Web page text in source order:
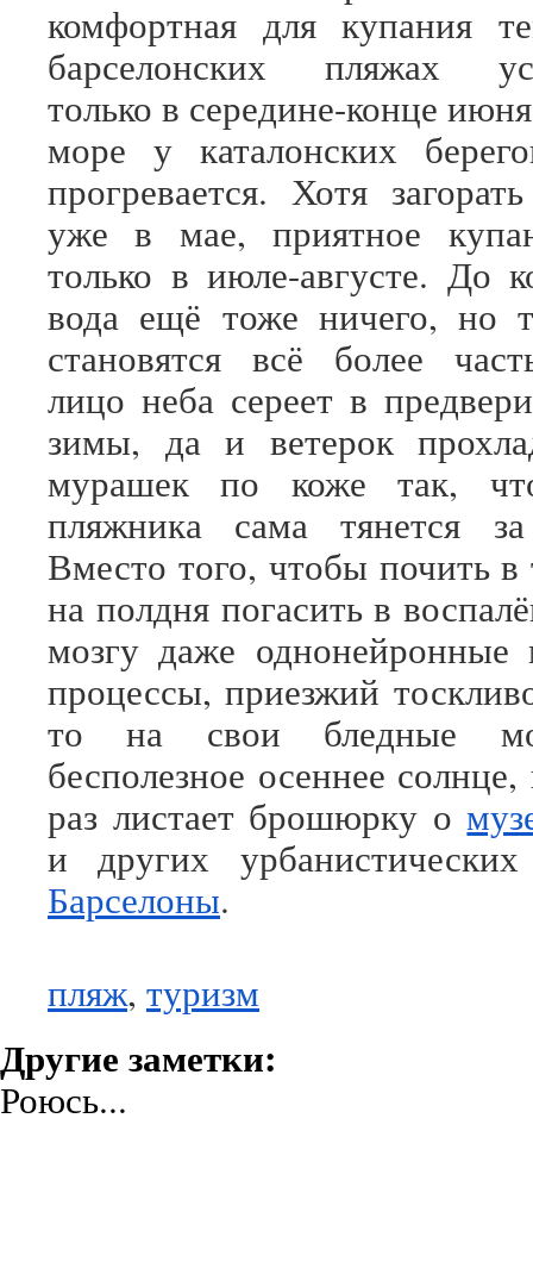
комфортная для купания
барселонских пляжах
только в середине-конце
море у каталонских
прогревается. Хотя
уже в мае, приятное
только в июле-августе. До
вода ещё тоже ничего, но
становятся всё более
лицо неба сереет в
зимы, да и ветерок
мурашек по коже так,
пляжника сама тянется
Вместо того, чтобы почить
на полдня погасить в
мозгу даже однонейронные
процессы, приезжий
то на свои бледные
бесполезное осеннее
раз листает брошюрку о
и других
Барселоны.
пляж, туризм
Другие заметки:
Роюсь...